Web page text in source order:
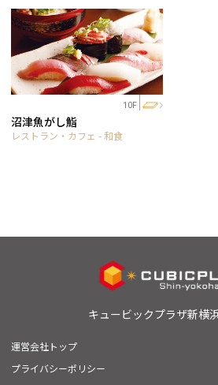
10F
沼津魚がし鮨
レストラン・カフェ - 和食
キュービックプラザ新横
運営会社トップ
プライバシーポリシー